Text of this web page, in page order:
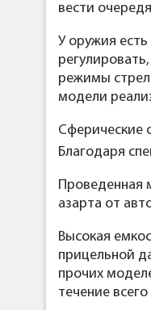
вести
У оружия
регулировать,
режимы
модели
Сферические
Благодаря
Проведенная
азарта от
Высокая
прицельной
прочих
течение